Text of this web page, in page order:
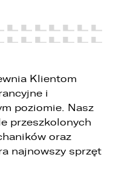
Klientom
i
poziomie. Nasz
przeszkolonych
oraz
najnowszy sprzęt
zastąpić